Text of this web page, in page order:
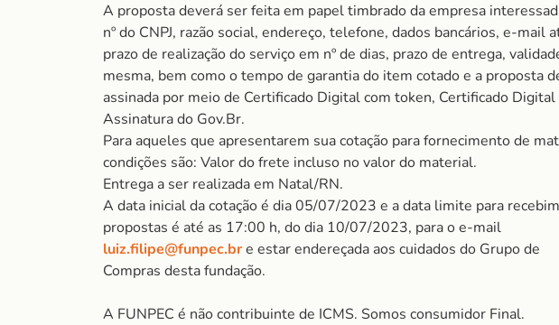
A proposta deverá ser feita em papel timbrado da empresa
nº do CNPJ, razão social, endereço, telefone, dados bancários, e-mail
prazo de realização do serviço em nº de dias, prazo de entrega,
mesma, bem como o tempo de garantia do item cotado e a proposta
assinada por meio de Certificado Digital com token, Certificado Digital
Assinatura do Gov.Br.
Para aqueles que apresentarem sua cotação para fornecimento de
condições são: Valor do frete incluso no valor do material.
Entrega a ser realizada em Natal/RN.
A data inicial da cotação é dia 05/07/2023 e a data limite para
propostas é até as 17:00 h, do dia 10/07/2023, para o e-mail
luiz.filipe@funpec.bre estar endereçada aos cuidados do Grupo de
Compras desta fundação.
A FUNPEC é não contribuinte de ICMS. Somos consumidor Final.